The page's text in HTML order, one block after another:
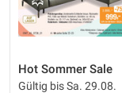
Hot Sommer Sale
Gültig bis Sa. 29.08.